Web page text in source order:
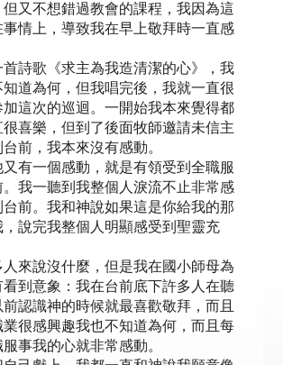
又不想錯過教會的課程，我因為這
情上，導致我在早上敬拜時一直感
詩歌《求主為我造清潔的心》，我
道為何，但我唱完後，我就一直很
這次的巡迴。一開始我本來覺得都
喜樂，但到了後面牧師邀請未信主
前，我本來沒有感動。
有一個感動，就是有領受到全職服
我一聽到我整個人淚流不止非常感
前。我和神說如果這是你給我的那
說完我整個人明顯感受到聖靈充
來說沒什麼，但是我在國小師母為
到意象：我在台前底下許多人在聽
認識神的時候就最喜歡敬拜，而且
很感興趣我也不知道為何，而且每
事我的心就非常感動。